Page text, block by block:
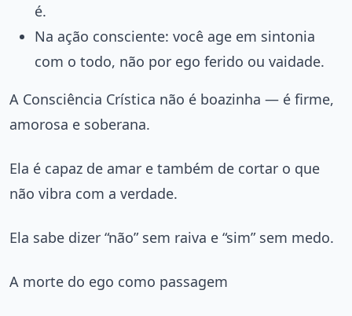
é.
Na ação consciente: você age em sintonia
com o todo, não por ego ferido ou vaidade.
A Consciência Crística não é boazinha — é firme,
amorosa e soberana.
Ela é capaz de amar e também de cortar o que
não vibra com a verdade.
Ela sabe dizer “não” sem raiva e “sim” sem medo.
A morte do ego como passagem